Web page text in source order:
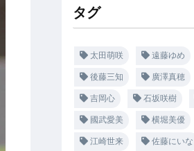
タグ
太田萌咲 遠藤ゆめ
後藤三知 廣澤真穂
吉岡心 石坂咲樹
國武愛美 横堀美優
江崎世来 佐藤にいな